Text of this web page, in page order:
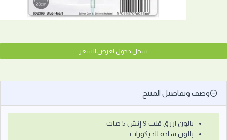
سجل دخول لعرض السعر
وصف وتفاصيل المنتج
بالون ازرق قلب 9 إنش 5 حبات
بالون سادة للديكورات